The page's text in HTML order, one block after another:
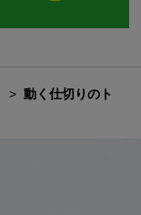
動く仕切りのト